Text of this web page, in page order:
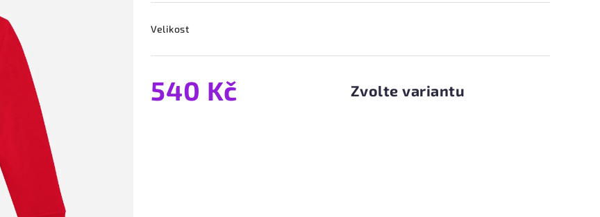
Velikost
540 Kč Zvolte variantu